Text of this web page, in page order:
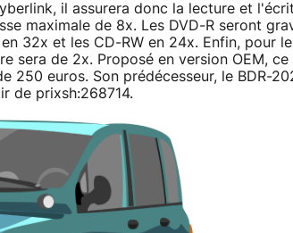
il assurera donc la lecture et
maximale de 8x. Les DVD-R seront
32x et les CD-RW en 24x. Enfin, pour
sera de 2x. Proposé en version OEM,
250 euros. Son prédécesseur, le BDR-
de prixsh:268714.